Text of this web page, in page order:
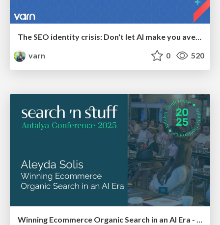
The SEO identity crisis: Don't let AI make you average
varn
0 520
Winning Ecommerce Organic Search in an AI Era - #searchnstuff2025